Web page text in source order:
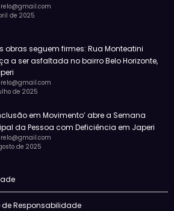
de 2025
obras seguem firmes: Rua Monteatini
a ser asfaltada no bairro Belo Horizonte,
de 2025
em Movimento’ abre a Semana
da Pessoa com Deficiência em Japeri
de 2025
Responsabilidade